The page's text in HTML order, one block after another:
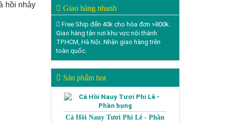
hồi nhảy
Giao hàng nhanh
Free Ship đến 40k cho hóa đơn >800k.
Giao hàng tận nơi khu vực nội thành
TP.HCM, Hà Nội. Nhận giao hàng trên
toàn quốc.
Sản phẩm hot
Cá Hồi Nauy Tươi Phi Lê - Phần